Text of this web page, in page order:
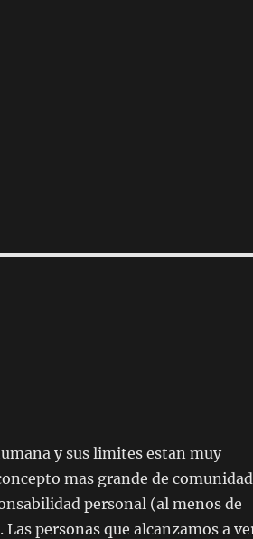
y sus limites estan muy
mas grande de comunidad
personal (al menos de
personas que alcanzamos a